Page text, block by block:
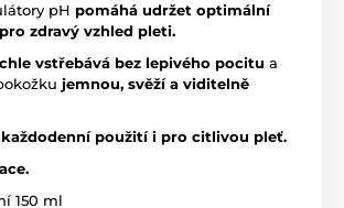
pH pomáhá udržet optimální
zdravý vzhled pleti.
vstřebává bez lepivého pocitu a
jemnou, svěží a viditelně
každodenní použití i pro citlivou pleť.
150 ml